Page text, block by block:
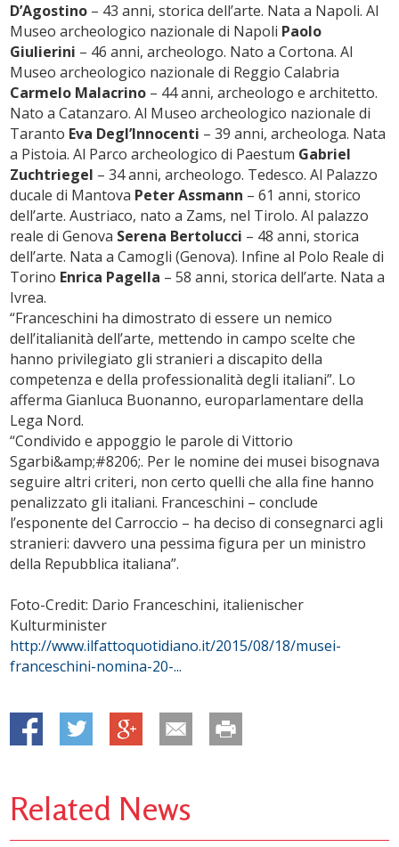
D’Agostino – 43 anni, storica dell’arte. Nata a Napoli. Al
Museo archeologico nazionale di Napoli Paolo
Giulierini – 46 anni, archeologo. Nato a Cortona. Al
Museo archeologico nazionale di Reggio Calabria
Carmelo Malacrino – 44 anni, archeologo e architetto.
Nato a Catanzaro. Al Museo archeologico nazionale di
Taranto Eva Degl’Innocenti – 39 anni, archeologa. Nata
a Pistoia. Al Parco archeologico di Paestum Gabriel
Zuchtriegel – 34 anni, archeologo. Tedesco. Al Palazzo
ducale di Mantova Peter Assmann – 61 anni, storico
dell’arte. Austriaco, nato a Zams, nel Tirolo. Al palazzo
reale di Genova Serena Bertolucci – 48 anni, storica
dell’arte. Nata a Camogli (Genova). Infine al Polo Reale di
Torino Enrica Pagella – 58 anni, storica dell’arte. Nata a
Ivrea.
“Franceschini ha dimostrato di essere un nemico
dell’italianità dell’arte, mettendo in campo scelte che
hanno privilegiato gli stranieri a discapito della
competenza e della professionalità degli italiani”. Lo
afferma Gianluca Buonanno, europarlamentare della
Lega Nord.
“Condivido e appoggio le parole di Vittorio
Sgarbi&amp;#8206;. Per le nomine dei musei bisognava
seguire altri criteri, non certo quelli che alla fine hanno
penalizzato gli italiani. Franceschini – conclude
l’esponente del Carroccio – ha deciso di consegnarci agli
stranieri: davvero una pessima figura per un ministro
della Repubblica italiana”.
Foto-Credit: Dario Franceschini, italienischer
Kulturminister
http://www.ilfattoquotidiano.it/2015/08/18/musei-
franceschini-nomina-20-...
Related News